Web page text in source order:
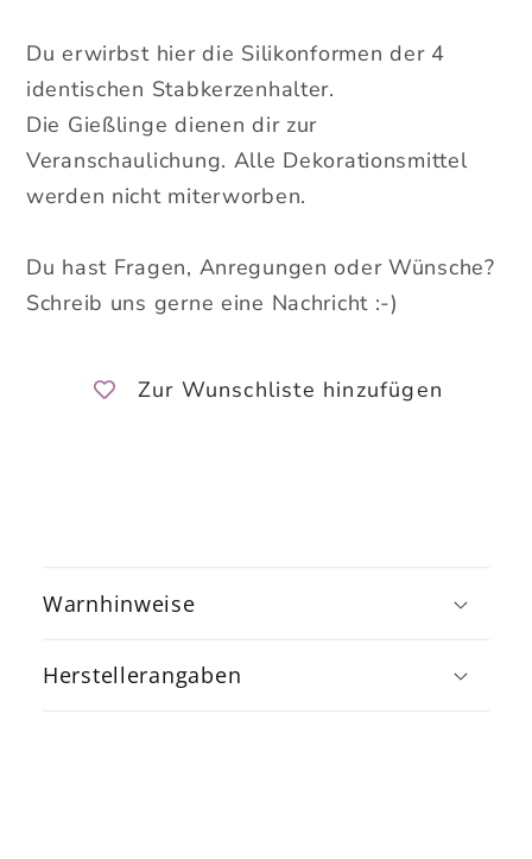
Du erwirbst hier die Silikonformen der 4
identischen Stabkerzenhalter.
Die Gießlinge dienen dir zur
Veranschaulichung. Alle Dekorationsmittel
werden nicht miterworben.
Du hast Fragen, Anregungen oder Wünsche?
Schreib uns gerne eine Nachricht :-)
Zur Wunschliste hinzufügen
n
k
l
Warnhinweise
Herstellerangaben